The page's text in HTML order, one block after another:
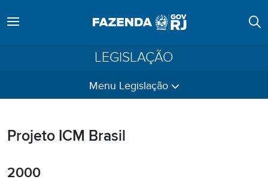
LEGISLAÇÃO
Menu Legislação
Projeto ICM Brasil
2000